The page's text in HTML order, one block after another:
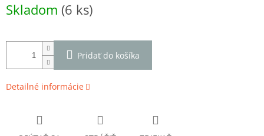
cena:
Skladom (6 ks)
Pridať do košíka
Detailné informácie